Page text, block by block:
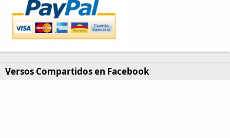
Versos Compartidos en Facebook